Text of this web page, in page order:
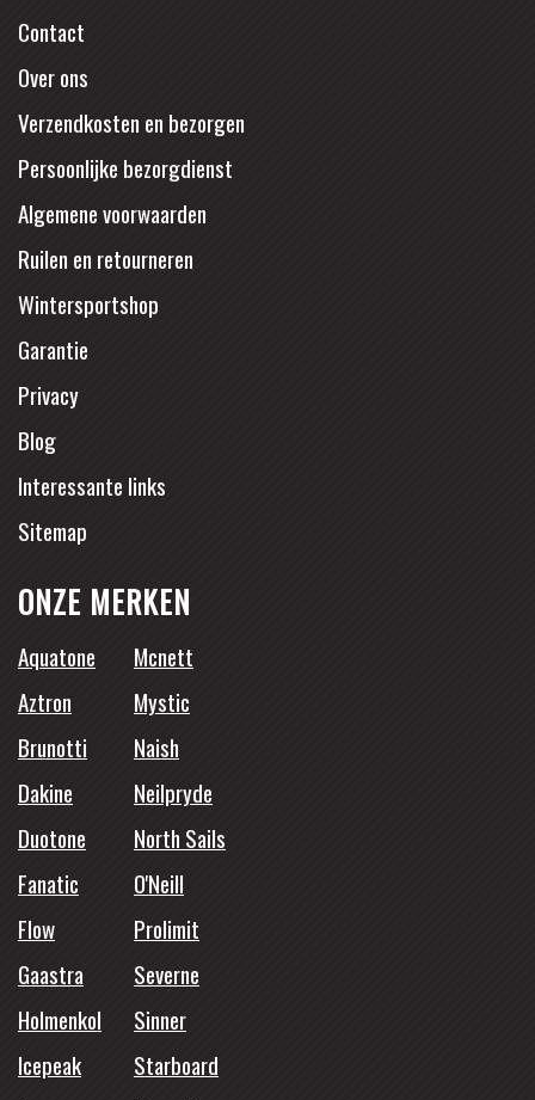
Contact
Over ons
Verzendkosten en bezorgen
Persoonlijke bezorgdienst
Algemene voorwaarden
Ruilen en retourneren
Wintersportshop
Garantie
Privacy
Blog
Interessante links
Sitemap
ONZE MERKEN
Aquatone
Mcnett
Aztron
Mystic
Brunotti
Naish
Dakine
Neilpryde
Duotone
North Sails
Fanatic
O'Neill
Flow
Prolimit
Gaastra
Severne
Holmenkol
Sinner
Icepeak
Starboard